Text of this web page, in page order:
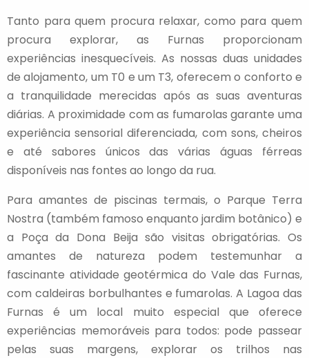
Tanto para quem procura relaxar, como para quem
procura explorar, as Furnas proporcionam
experiências inesquecíveis. As nossas duas unidades
de alojamento, um T0 e um T3, oferecem o conforto e
a tranquilidade merecidas após as suas aventuras
diárias. A proximidade com as fumarolas garante uma
experiência sensorial diferenciada, com sons, cheiros
e até sabores únicos das várias águas férreas
disponíveis nas fontes ao longo da rua.
Para amantes de piscinas termais, o Parque Terra
Nostra (também famoso enquanto jardim botânico) e
a Poça da Dona Beija são visitas obrigatórias. Os
amantes de natureza podem testemunhar a
fascinante atividade geotérmica do Vale das Furnas,
com caldeiras borbulhantes e fumarolas. A Lagoa das
Furnas é um local muito especial que oferece
experiências memoráveis para todos: pode passear
pelas suas margens, explorar os trilhos nas